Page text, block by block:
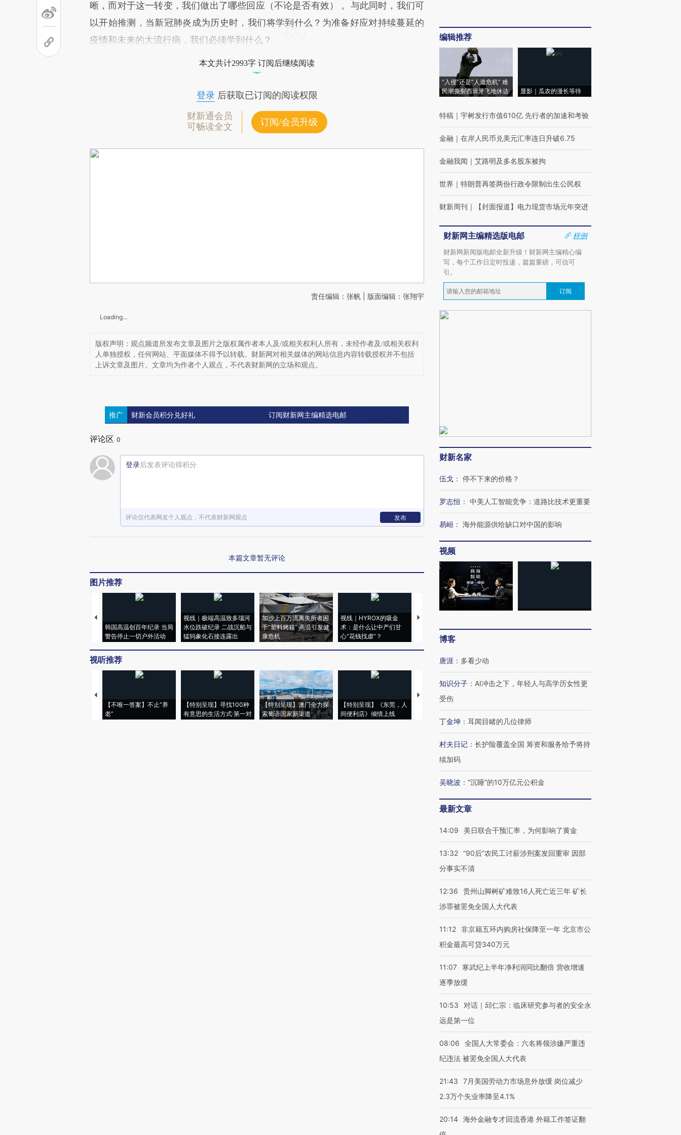
晰，而对于这一转变，我们做出了哪些回应（不论是否有效） 。与此同时，我们可
以开始推测，当新冠肺炎成为历史时，我们将学到什么？为准备好应对持续蔓延的
疫情和未来的大流行病，我们必须学到什么？
本文共计2993字 订阅后继续阅读
登录后获取已订阅的阅读权限
财新通会员
可畅读全文
订阅/会员升级
责任编辑：张帆 | 版面编辑：张翔宇
Loading...
版权声明：观点频道所发布文章及图片之版权属作者本人及/或相关权利人所有，未经作者及/或相关权利
人单独授权，任何网站、平面媒体不得予以转载。财新网对相关媒体的网站信息内容转载授权并不包括
上诉文章及图片。文章均为作者个人观点，不代表财新网的立场和观点。
推广 财新会员积分兑好礼 订阅财新网主编精选电邮
评论区 0
登录后发表评论得积分
评论仅代表网友个人观点，不代表财新网观点 发布
本篇文章暂无评论
图片推荐
韩国高温创百年纪录 当局
警告停止一切户外活动
视线｜极端高温致多瑙河
水位跌破纪录 二战沉船与
猛犸象化石接连露出
加沙上百万流离失所者困
于“塑料烤箱” 高温引发健
康危机
视线｜HYROX的吸金
术：是什么让中产们甘
心“花钱找虐”？
马航飞行员跨国走私7万
粒摇头丸 尿检体内含3种
度Z世代 用街头抗争将教
机”？难民潮撕裂西班牙
视听推荐
【不唯一答案】不止“养
老”
【特别呈现】寻找100种
有意思的生活方式·第一对
【特别呈现】澳门全力探
索葡语国家新渠道
【特别呈现】《东莞，人
间便利店》倾情上线
【推广】走进第四届链博
会，让数智科技“链”接产
编辑推荐
“入侵”还是“人道危机” 难
民潮撕裂西班牙飞地休达
显影｜瓜农的漫长等待
特稿 ｜ 宇树发行市值610亿 先行者的加速和考验
金融 ｜ 在岸人民币兑美元汇率连日升破6.75
金融我闻 ｜ 艾路明及多名股东被拘
世界 ｜ 特朗普再签两份行政令限制出生公民权
财新周刊 ｜ 【封面报道】电力现货市场元年突进
财新网主编精选版电邮
样例
财新网新闻版电邮全新升级！财新网主编精心编
写，每个工作日定时投递，篇篇重磅，可信可
引。
订阅
财新名家
伍戈 ： 停不下来的价格？
罗志恒 ： 中美人工智能竞争：道路比技术更重要
易峘 ： 海外能源供给缺口对中国的影响
视频
博客
唐涯 ： 多看少动
知识分子 ： AI冲击之下，年轻人与高学历女性更
受伤
丁金坤 ： 耳闻目睹的几位律师
村夫日记 ： 长护险覆盖全国 筹资和服务给予将持
续加码
吴晓波 ： “沉睡”的10万亿元公积金
最新文章
14:09 美日联合干预汇率，为何影响了黄金
13:32 “90后”农民工讨薪涉刑案发回重审 因部
分事实不清
12:36
贵州山脚树矿难致16人死亡近三年 矿长
涉罪被罢免全国人大代表
11:12 非京籍五环内购房社保降至一年 北京市公
积金最高可贷340万元
11:07
寒武纪上半年净利润同比翻倍 营收增速
逐季放缓
10:53
对话｜邱仁宗：临床研究参与者的安全永
远是第一位
08:06
全国人大常委会：六名将领涉嫌严重违
纪违法 被罢免全国人大代表
21:43
7月美国劳动力市场意外放缓 岗位减少
2.3万个失业率降至4.1%
20:14 海外金融专才回流香港 外籍工作签证翻